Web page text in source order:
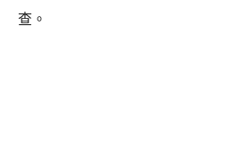
查。